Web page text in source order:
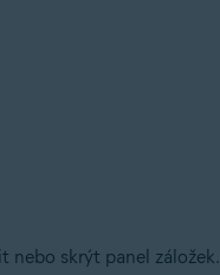
nebo skrýt panel záložek.